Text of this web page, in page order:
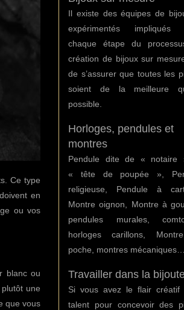
Ce type
en
ou vos
blanc ou
une
que vous
Il existe des équipes de
expérimentés impliqués
chaque étape du
création de bijoux sur
de s’assurer que toutes les
soient de la meilleure
possible.
Horloges, pendules et
montres
Pendule dite de « notaire
« tête de poupée »,
religieuse, Pendule à
Montre oignon, Montre à
pendules murales,
horloges carillons,
poche, montres mécaniques…
Travailler dans la
Si vous avez le flair créatif
talent pour concevoir des